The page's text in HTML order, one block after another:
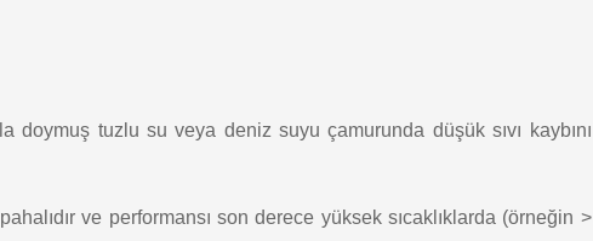
doymuş tuzlu su veya deniz suyu çamurunda düşük sıvı kaybını
ve performansı son derece yüksek sıcaklıklarda (örneğin >